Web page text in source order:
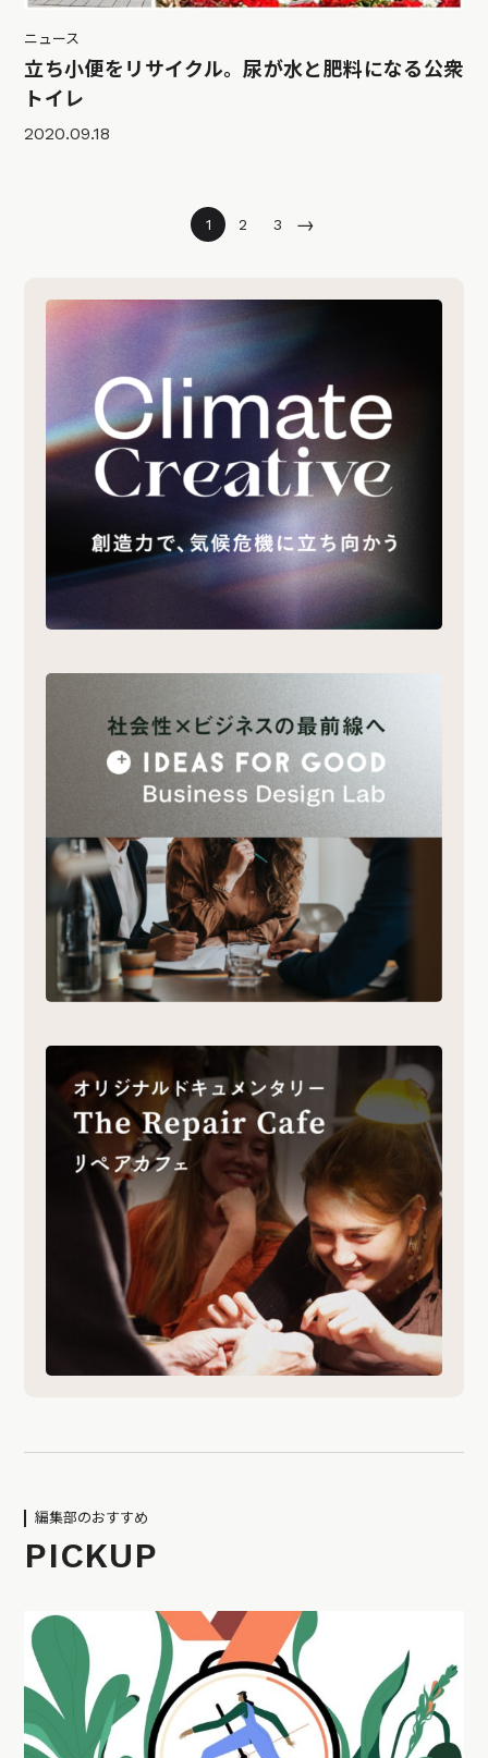
ニュース
立ち小便をリサイクル。尿が水と肥料になる公衆
トイレ
2020.09.18
1 2 3 →
編集部のおすすめ
PICKUP